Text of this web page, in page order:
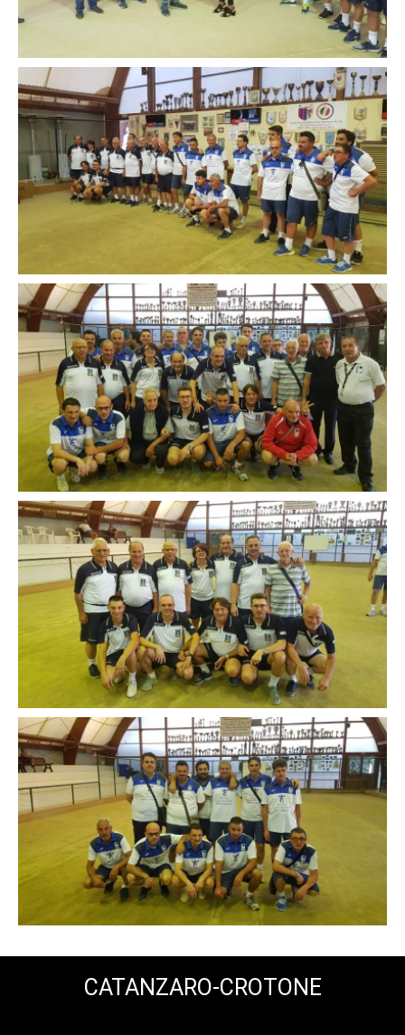
CATANZARO-CROTONE